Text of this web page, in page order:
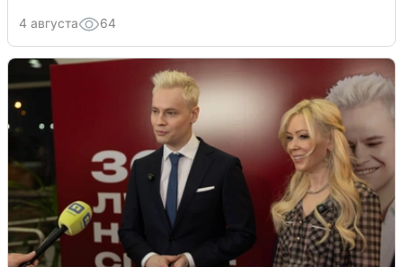
4 августа 64